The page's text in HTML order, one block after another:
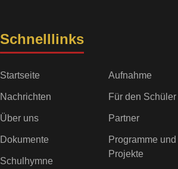
Schnelllinks
Startseite
Nachrichten
Über uns
Dokumente
Schulhymne
Aufnahme
Für den Schüler
Partner
Programme und
Projekte